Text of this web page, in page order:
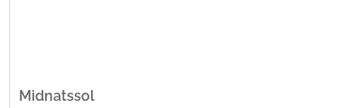
Midnatssol